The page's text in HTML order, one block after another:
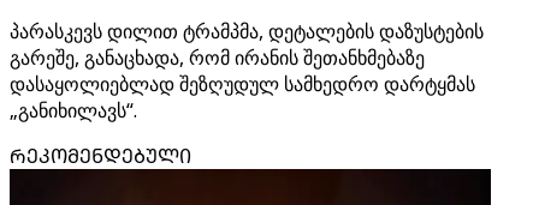
პარასკევს დილით ტრამპმა, დეტალების დაზუსტების
გარეშე, განაცხადა, რომ ირანის შეთანხმებაზე
დასაყოლიებლად შეზღუდულ სამხედრო დარტყმას
„განიხილავს“.
ᲠᲔᲙᲝᲛᲔᲜᲓᲔᲑᲣᲚᲘ